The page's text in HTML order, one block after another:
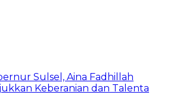
Sulsel, Aina Fadhillah
Keberanian dan Talenta